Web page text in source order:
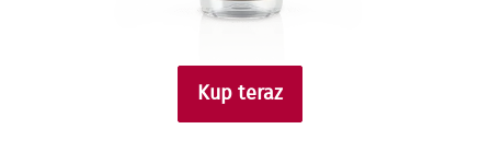
Kup teraz